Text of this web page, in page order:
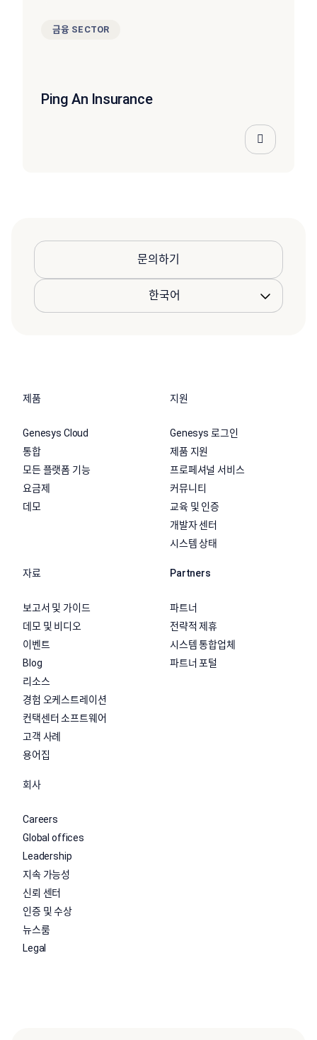
금융 SECTOR
Ping An Insurance
문의하기
제품
Genesys Cloud
통합
모든 플랫폼 기능
요금제
데모
지원
Genesys 로그인
제품 지원
프로페셔널 서비스
커뮤니티
교육 및 인증
개발자 센터
시스템 상태
자료
보고서 및 가이드
데모 및 비디오
이벤트
Blog
리소스
경험 오케스트레이션
컨택센터 소프트웨어
고객 사례
용어집
Partners
파트너
전략적 제휴
시스템 통합업체
파트너 포털
회사
Careers
Global offices
Leadership
지속 가능성
신뢰 센터
인증 및 수상
뉴스룸
Legal